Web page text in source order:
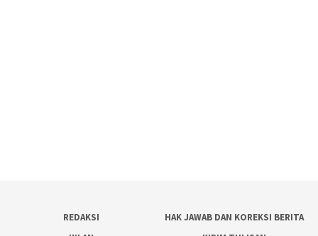
REDAKSI
HAK JAWAB DAN KOREKSI BERITA